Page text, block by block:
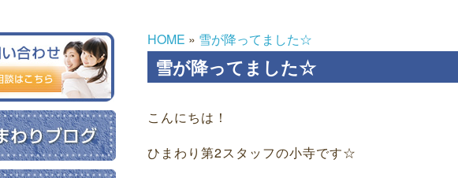
HOME » 雪が降ってました☆
雪が降ってました☆
こんにちは！
ひまわり第2スタッフの小寺です☆